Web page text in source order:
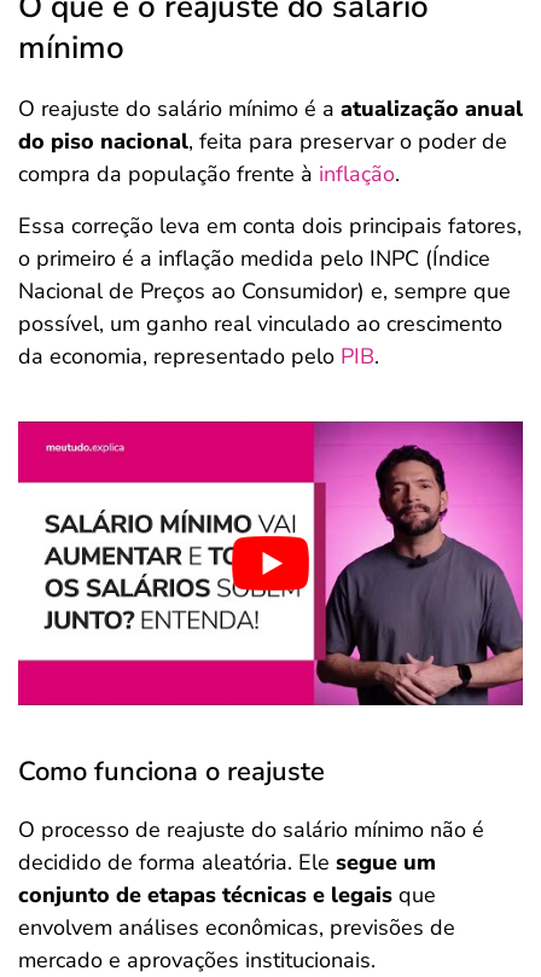
mínimo
O reajuste do salário mínimo é a atualização anual
do piso nacional, feita para preservar o poder de
compra da população frente à inflação.
Essa correção leva em conta dois principais fatores,
o primeiro é a inflação medida pelo INPC (Índice
Nacional de Preços ao Consumidor) e, sempre que
possível, um ganho real vinculado ao crescimento
da economia, representado pelo PIB.
Como funciona o reajuste
O processo de reajuste do salário mínimo não é
decidido de forma aleatória. Ele segue um
conjunto de etapas técnicas e legais que
envolvem análises econômicas, previsões de
mercado e aprovações institucionais.